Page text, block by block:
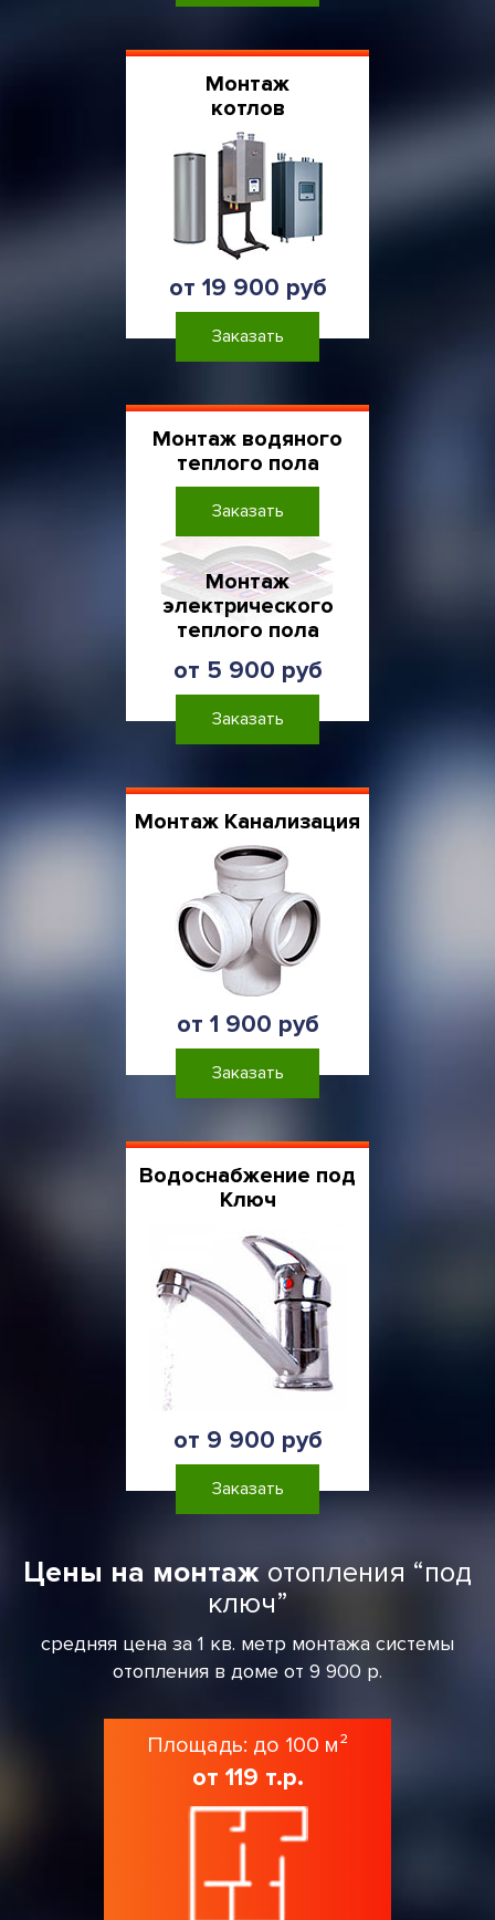
Монтаж
котлов
от 19 900 руб
Заказать
Монтаж водяного
теплого пола
Заказать
Монтаж
электрического
теплого пола
от 5 900 руб
Заказать
Монтаж Канализация
от 1 900 руб
Заказать
Водоснабжение под
Ключ
от 9 900 руб
Заказать
Цены на монтаж отопления “под
ключ”
средняя цена за 1 кв. метр монтажа системы
отопления в доме от 9 900 р.
Площадь: до 100 м²
от 119 т.р.